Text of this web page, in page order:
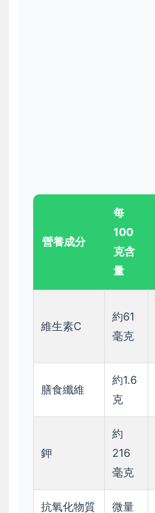
營養成分
每
100
克含
量
維生素C
約61
毫克
膳食纖維
約1.6
克
鉀
約
216
毫克
抗氧化物質
微量